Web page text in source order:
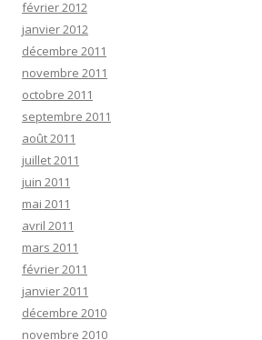
février 2012
janvier 2012
décembre 2011
novembre 2011
octobre 2011
septembre 2011
août 2011
juillet 2011
juin 2011
mai 2011
avril 2011
mars 2011
février 2011
janvier 2011
décembre 2010
novembre 2010